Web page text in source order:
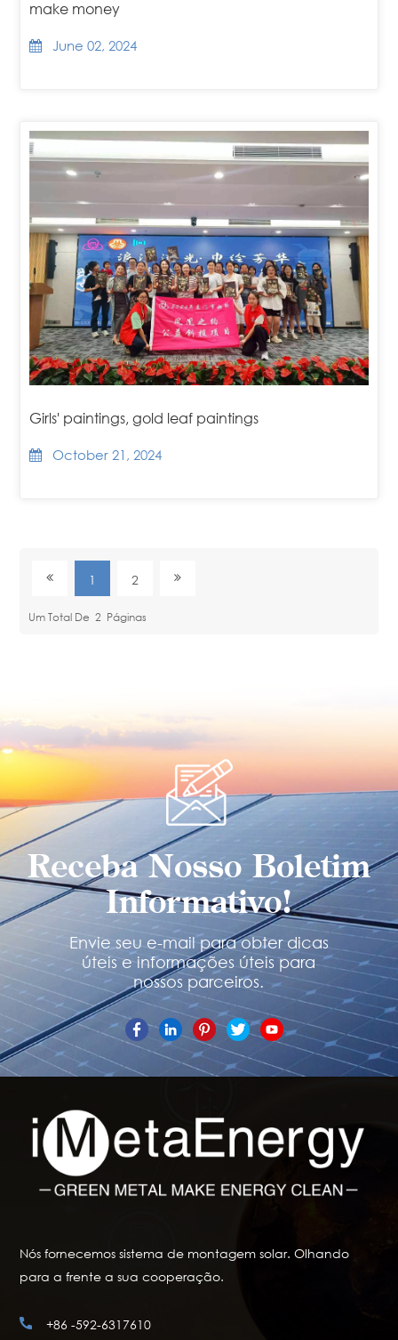
make money
June 02, 2024
Girls' paintings, gold leaf paintings
October 21, 2024
1 2
Um Total De 2 Páginas
Receba Nosso Boletim
Informativo!
Envie seu e-mail para obter dicas
úteis e informações úteis para
nossos parceiros.
Nós fornecemos sistema de montagem solar. Olhando
para a frente a sua cooperação.
+86 -592-6317610